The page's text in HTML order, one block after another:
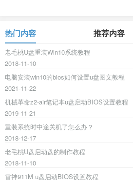
热门内容 推荐内容
老毛桃U盘重装Win10系统教程
2018-11-10
电脑安装win10的bios如何设置u盘图文教程
2021-11-22
机械革命z2-air笔记本u盘启动BIOS设置教程
2019-11-21
重装系统时中途关机了怎么办？
2018-12-17
老毛桃U盘启动盘的制作教程
2018-11-10
雷神911M u盘启动BIOS设置教程